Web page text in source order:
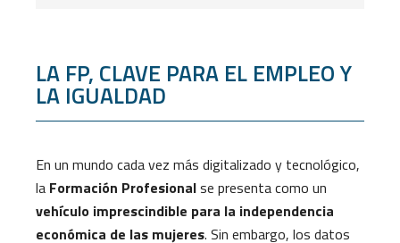
LA FP, CLAVE PARA EL EMPLEO Y
LA IGUALDAD
En un mundo cada vez más digitalizado y tecnológico,
la Formación Profesionalse presenta como un
vehículo imprescindible para la independencia
económica de las mujeres. Sin embargo, los datos